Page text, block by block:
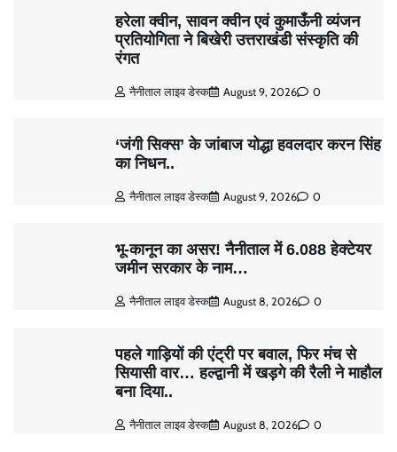
हरेला क्वीन, सावन क्वीन एवं कुमाऊँनी व्यंजन
प्रतियोगिता ने बिखेरी उत्तराखंडी संस्कृति की
रंगत
नैनीताल लाइव डेस्क August 9, 2026 0
‘जंगी सिक्स’ के जांबाज योद्धा हवलदार करन सिंह
का निधन..
नैनीताल लाइव डेस्क August 9, 2026 0
भू-कानून का असर! नैनीताल में 6.088 हेक्टेयर
जमीन सरकार के नाम…
नैनीताल लाइव डेस्क August 8, 2026 0
पहले गाड़ियों की एंट्री पर बवाल, फिर मंच से
सियासी वार… हल्द्वानी में खड़गे की रैली ने माहौल
बना दिया..
नैनीताल लाइव डेस्क August 8, 2026 0